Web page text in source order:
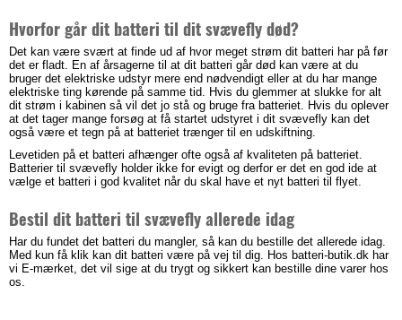
Hvorfor går dit batteri til dit svævefly død?
Det kan være svært at finde ud af hvor meget strøm dit batteri har på før
det er fladt. En af årsagerne til at dit batteri går død kan være at du
bruger det elektriske udstyr mere end nødvendigt eller at du har mange
elektriske ting kørende på samme tid. Hvis du glemmer at slukke for alt
dit strøm i kabinen så vil det jo stå og bruge fra batteriet. Hvis du oplever
at det tager mange forsøg at få startet udstyret i dit svævefly kan det
også være et tegn på at batteriet trænger til en udskiftning.
Levetiden på et batteri afhænger ofte også af kvaliteten på batteriet.
Batterier til svævefly holder ikke for evigt og derfor er det en god ide at
vælge et batteri i god kvalitet når du skal have et nyt batteri til flyet.
Bestil dit batteri til svævefly allerede idag
Har du fundet det batteri du mangler, så kan du bestille det allerede idag.
Med kun få klik kan dit batteri være på vej til dig. Hos batteri-butik.dk har
vi E-mærket, det vil sige at du trygt og sikkert kan bestille dine varer hos
os.